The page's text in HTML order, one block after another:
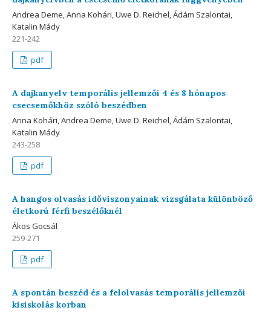
Andrea Deme, Anna Kohári, Uwe D. Reichel, Ádám Szalontai,
Katalin Mády
221-242
pdf
A dajkanyelv temporális jellemzői 4 és 8 hónapos
csecsemőkhöz szóló beszédben
Anna Kohári, Andrea Deme, Uwe D. Reichel, Ádám Szalontai,
Katalin Mády
243-258
pdf
A hangos olvasás időviszonyainak vizsgálata különböző
életkorú férfi beszélőknél
Ákos Gocsál
259-271
pdf
A spontán beszéd és a felolvasás temporális jellemzői
kisiskolás korban